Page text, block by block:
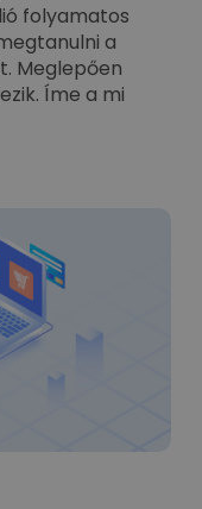
folyamatos
a
Meglepően
Íme a mi